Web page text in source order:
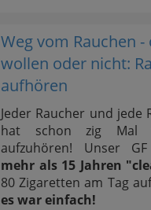
Weg vom Rauchen -
wollen oder nicht:
aufhören
Jeder Raucher und jede
hat schon zig Mal
aufzuhören! Unser
mehr als 15 Jahren
80 Zigaretten am Tag
es war einfach!